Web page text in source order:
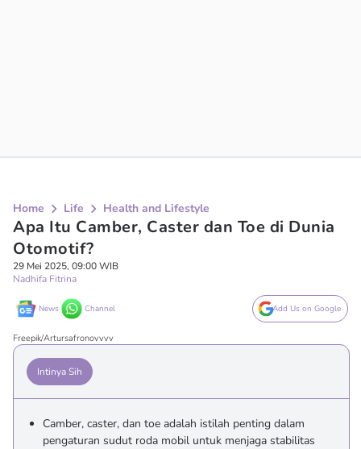
Home Life Health and Lifestyle
Apa Itu Camber, Caster dan Toe di Dunia
Otomotif?
29 Mei 2025, 09:00 WIB
Nadhifa Fitrina
News Channel Add Us on Google
Freepik/Artursafronovvvv
Intinya Sih
Camber, caster, dan toe adalah istilah penting dalam
pengaturan sudut roda mobil untuk menjaga stabilitas